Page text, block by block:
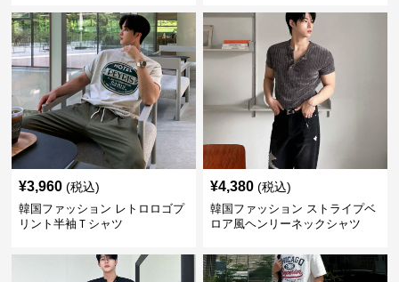
¥3,960 (税込)
韓国ファッション レトロロゴプ
リント半袖Ｔシャツ
¥4,380 (税込)
韓国ファッション ストライプベ
ロア風ヘンリーネックシャツ